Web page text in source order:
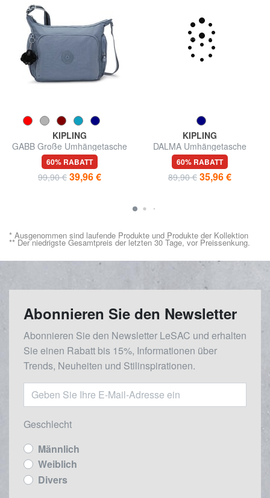
KIPLING
GABB Große Umhängetasche
60% RABATT
99,90 € 39,96 €
KIPLING
DALMA Umhängetasche
60% RABATT
89,90 € 35,96 €
* Ausgenommen sind laufende Produkte und Produkte der Kollektion
** Der niedrigste Gesamtpreis der letzten 30 Tage, vor Preissenkung.
Abonnieren Sie den Newsletter
Abonnieren Sie den Newsletter LeSAC und erhalten
Sie einen Rabatt bis 15%, Informationen über
Trends, Neuheiten und Stilinspirationen.
Geschlecht
Männlich
Weiblich
Divers